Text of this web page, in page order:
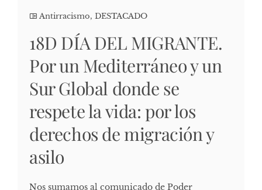
Antirracismo, DESTACADO
18D DÍA DEL MIGRANTE.
Por un Mediterráneo y un
Sur Global donde se
respete la vida: por los
derechos de migración y
asilo
Nos sumamos al comunicado de Poder